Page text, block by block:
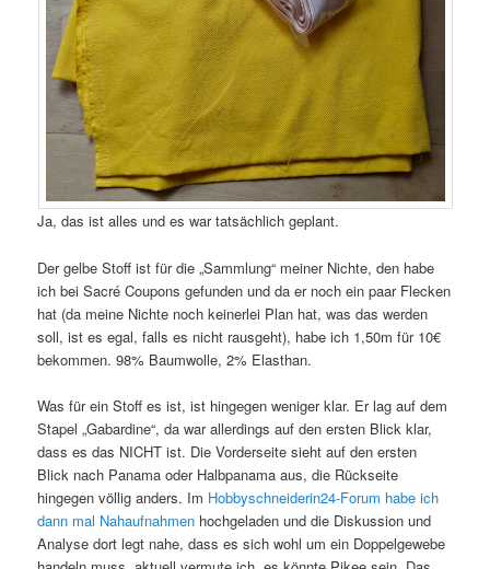
Ja, das ist alles und es war tatsächlich geplant.
Der gelbe Stoff ist für die „Sammlung“ meiner Nichte, den habe
ich bei Sacré Coupons gefunden und da er noch ein paar Flecken
hat (da meine Nichte noch keinerlei Plan hat, was das werden
soll, ist es egal, falls es nicht rausgeht), habe ich 1,50m für 10€
bekommen. 98% Baumwolle, 2% Elasthan.
Was für ein Stoff es ist, ist hingegen weniger klar. Er lag auf dem
Stapel „Gabardine“, da war allerdings auf den ersten Blick klar,
dass es das NICHT ist. Die Vorderseite sieht auf den ersten
Blick nach Panama oder Halbpanama aus, die Rückseite
hingegen völlig anders. Im Hobbyschneiderin24-Forum habe ich
dann mal Nahaufnahmen hochgeladen und die Diskussion und
Analyse dort legt nahe, dass es sich wohl um ein Doppelgewebe